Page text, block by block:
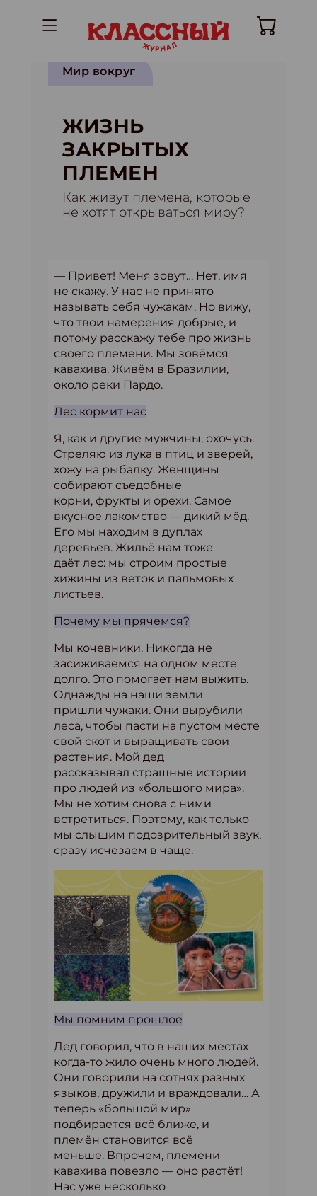
Мир вокруг
ЖИЗНЬ
ЗАКРЫТЫХ
ПЛЕМЕН
Как живут племена, которые
не хотят открываться миру?
— Привет! Меня зовут… Нет, имя
не скажу. У нас не принято
называть себя чужакам. Но вижу,
что твои намерения добрые, и
потому расскажу тебе про жизнь
своего племени. Мы зовёмся
кавахива. Живём в Бразилии,
около реки Пардо.
Лес кормит нас
Я, как и другие мужчины, охочусь.
Стреляю из лука в птиц и зверей,
хожу на рыбалку. Женщины
собирают съедобные
корни, фрукты и орехи. Самое
вкусное лакомство — дикий мёд.
Его мы находим в дуплах
деревьев. Жильё нам тоже
даёт лес: мы строим простые
хижины из веток и пальмовых
листьев.
Почему мы прячемся?
Мы кочевники. Никогда не
засиживаемся на одном месте
долго. Это помогает нам выжить.
Однажды на наши земли
пришли чужаки. Они вырубили
леса, чтобы пасти на пустом месте
свой скот и выращивать свои
растения. Мой дед
рассказывал страшные истории
про людей из «большого мира».
Мы не хотим снова с ними
встретиться. Поэтому, как только
мы слышим подозрительный звук,
сразу исчезаем в чаще.
Мы помним прошлое
Дед говорил, что в наших местах
когда-то жило очень много людей.
Они говорили на сотнях разных
языков, дружили и враждовали… А
теперь «большой мир»
подбирается всё ближе, и
племён становится всё
меньше. Впрочем, племени
кавахива повезло — оно растёт!
Нас уже несколько